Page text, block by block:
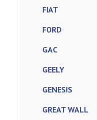
FIAT
FORD
GAC
GEELY
GENESIS
GREAT WALL